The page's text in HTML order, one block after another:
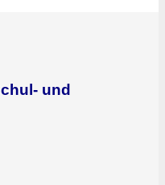
und